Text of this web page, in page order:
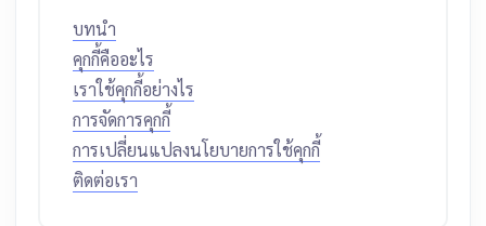
บทนำ
คุกกี้คืออะไร
เราใช้คุกกี้อย่างไร
การจัดการคุกกี้
การเปลี่ยนแปลงนโยบายการใช้คุกกี้
ติดต่อเรา